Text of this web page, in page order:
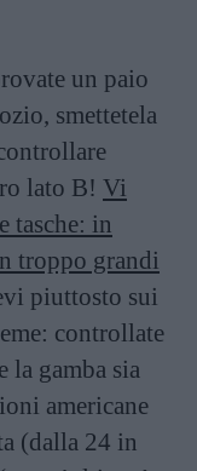
un paio
smettetela
lato B! Vi
tasche: in
troppo grandi
piuttosto sui
controllate
la gamba sia
americane
(dalla 24 in